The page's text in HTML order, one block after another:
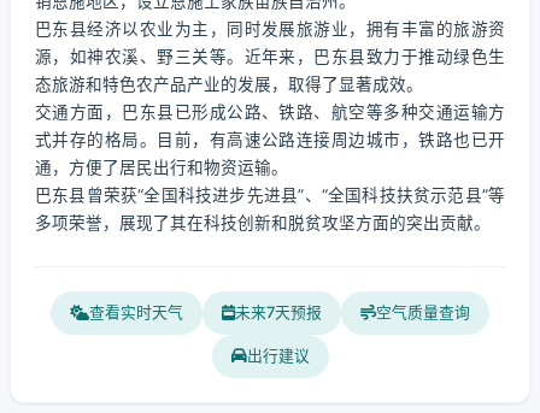
巴东县经济以农业为主，同时发展旅游业，拥有丰富的旅游资
源，如神农溪、野三关等。近年来，巴东县致力于推动绿色生
态旅游和特色农产品产业的发展，取得了显著成效。
交通方面，巴东县已形成公路、铁路、航空等多种交通运输方
式并存的格局。目前，有高速公路连接周边城市，铁路也已开
通，方便了居民出行和物资运输。
巴东县曾荣获“全国科技进步先进县”、“全国科技扶贫示范县”等
多项荣誉，展现了其在科技创新和脱贫攻坚方面的突出贡献。
查看实时天气 未来7天预报 空气质量查询
出行建议